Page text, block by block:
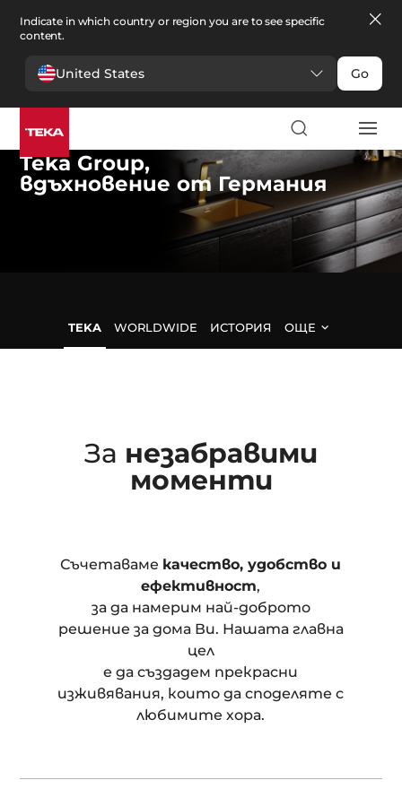
Indicate in which country or region you are to see specific
content.
United States Go
Teka Group,
вдъхновение от Германия
TEKA WORLDWIDE ИСТОРИЯ ОЩЕ
За незабравими
моменти
Съчетаваме качество, удобство и
ефективност,
за да намерим най-доброто
решение за дома Ви. Нашата главна
цел
е да създадем прекрасни
изживявания, които да споделяте с
любимите хора.